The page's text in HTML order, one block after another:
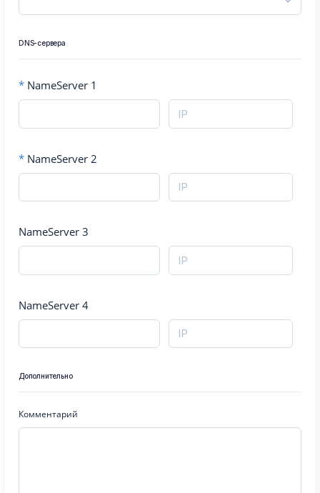
DNS-сервера
* NameServer 1
* NameServer 2
NameServer 3
NameServer 4
Дополнительно
Комментарий